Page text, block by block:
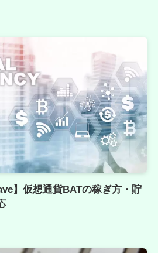
】仮想通貨BATの稼ぎ方・貯